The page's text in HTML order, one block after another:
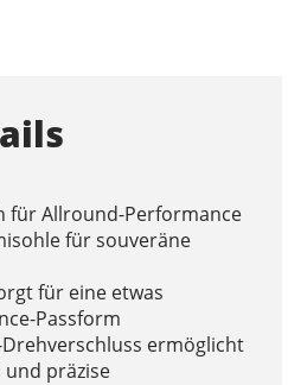
für Allround-Performance
für souveräne
für eine etwas
Passform
ermöglicht
präzise